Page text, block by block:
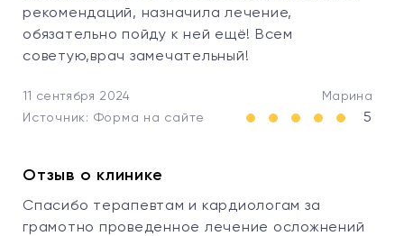
рекомендаций, назначила лечение,
обязательно пойду к ней ещё! Всем
советую,врач замечательный!
11 сентября 2024
Марина
Источник: Форма на сайте
5
Отзыв о клинике
Спасибо терапевтам и кардиологам за
грамотно проведенное лечение осложнений